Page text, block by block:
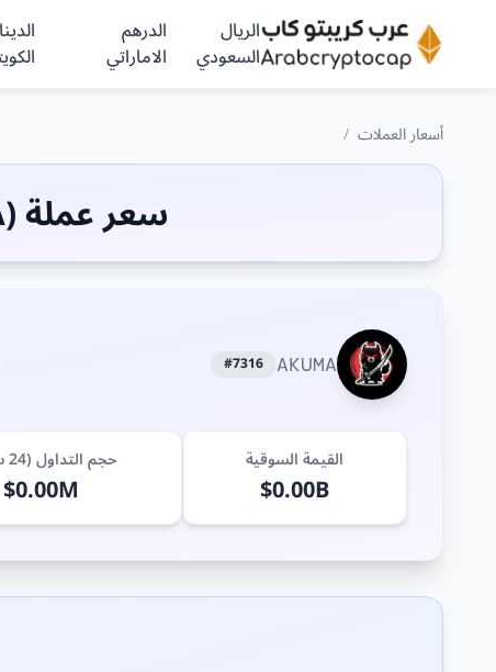
الريال
السعودي
الدرهم
الاماراتي
أسعار العملات /
سعر عملة (AKUMA) اليوم
AKUMA
#7316
القيمة السوقية
$0.00B
حجم التداول (24 ساعة)
$0.00M